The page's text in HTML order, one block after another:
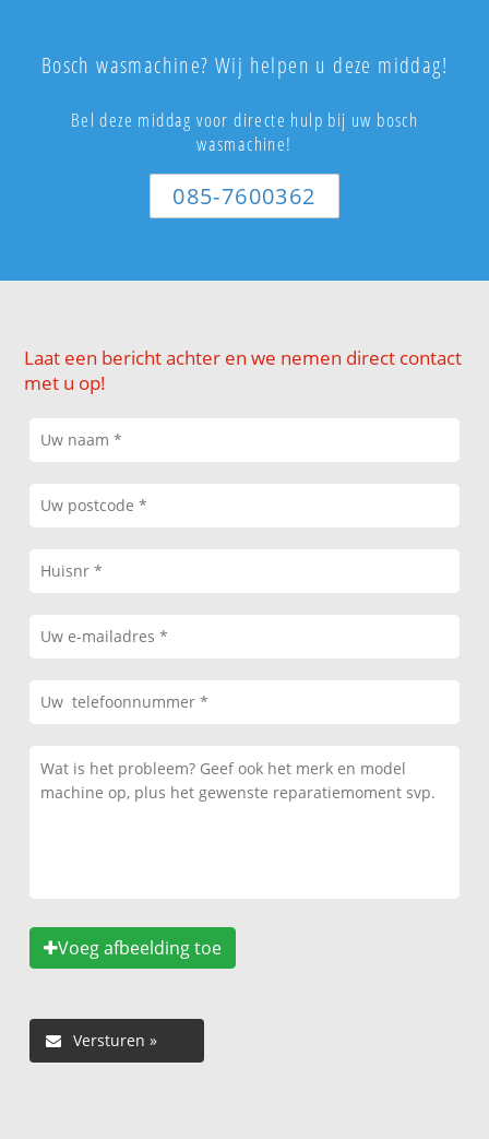
Bosch wasmachine? Wij helpen u deze middag!
Bel deze middag voor directe hulp bij uw bosch
wasmachine!
085-7600362
Laat een bericht achter en we nemen direct contact
met u op!
Voeg afbeelding toe